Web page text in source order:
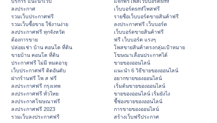
ลงประกาศ
รวมเว็บประกาศฟรี
รวมเว็บซื้อขาย ใช้งานง่าย
ลงประกาศฟรี ทุกจังหวัด
ต้องการขาย
ปล่อยเช่า บ้าน คอนโด ที่ดิน
ขายบ้าน คอนโด ที่ดิน
ประกาศฟรี ไม่มี หมดอายุ
เว็บประกาศฟรี ติดอันดับ
ฝากร้านฟรี โพ ส ฟรี
ลงประกาศฟรี กรุงเทพ
ลงประกาศฟรี ทั่วไทย
ลงประกาศโฆษณาฟรี
ลงประกาศฟรี 2023
รวมเว็บลงประกาศฟรี
เว็บบอร์ดsmfโพสฟรี
รายชื่อเว็บบอร์ดขายสินค้าฟรี
ลงประกาศฟรี เว็บบอร์ด
เว็บบอร์ดขายสินค้าฟรี
ฟรี เว็บบอร์ด แรงๆ
โพสขายสินค้าตรงกลุ่มเป้าหมาย
โฆษณาเลื่อนประกาศได้
ขายของออนไลน์
แนะนำ 6 วิธีขายของออนไลน์
อยากขายของออนไลน์
เริ่มต้นขายของออนไลน์
ขายของออนไลน์ เริ่มยังไง
ชี้ช่องขายของออนไลน์
การขายของออนไลน์
สร้างเว็บฟรีประกาศ